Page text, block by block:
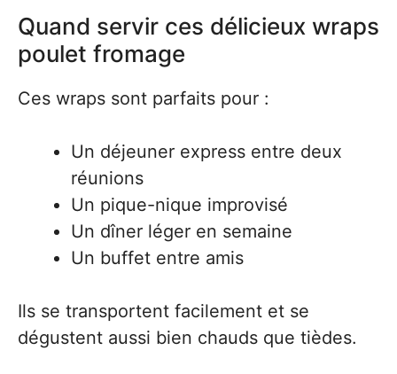
Quand servir ces délicieux wraps
poulet fromage
Ces wraps sont parfaits pour :
Un déjeuner express entre deux
réunions
Un pique-nique improvisé
Un dîner léger en semaine
Un buffet entre amis
Ils se transportent facilement et se
dégustent aussi bien chauds que tièdes.